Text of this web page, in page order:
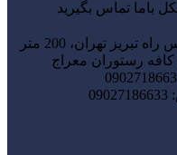
باما تماس بگیرید
نرسیده به پلیس راه تبریز تهران، 200 متر
کافه رستوران معراج